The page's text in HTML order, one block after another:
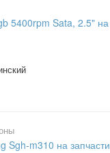
5400rpm Sata, 2.5" на
Sgh-m310 на запчасти